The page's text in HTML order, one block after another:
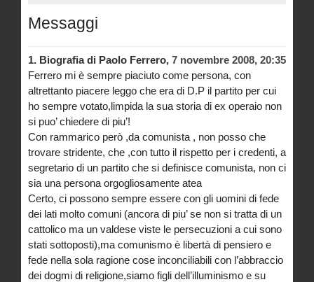
Messaggi
1. Biografia di Paolo Ferrero, 7 novembre 2008, 20:35
Ferrero mi è sempre piaciuto come persona, con
altrettanto piacere leggo che era di D.P il partito per cui
ho sempre votato,limpida la sua storia di ex operaio non
si puo’ chiedere di piu’!
Con rammarico però ,da comunista , non posso che
trovare stridente, che ,con tutto il rispetto per i credenti, a
segretario di un partito che si definisce comunista, non ci
sia una persona orgogliosamente atea
Certo, ci possono sempre essere con gli uomini di fede
dei lati molto comuni (ancora di piu’ se non si tratta di un
cattolico ma un valdese viste le persecuzioni a cui sono
stati sottoposti),ma comunismo è libertà di pensiero e
fede nella sola ragione cose inconciliabili con l’abbraccio
dei dogmi di religione,siamo figli dell’illuminismo e su